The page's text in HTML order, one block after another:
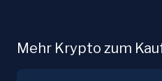
Mehr Krypto zum